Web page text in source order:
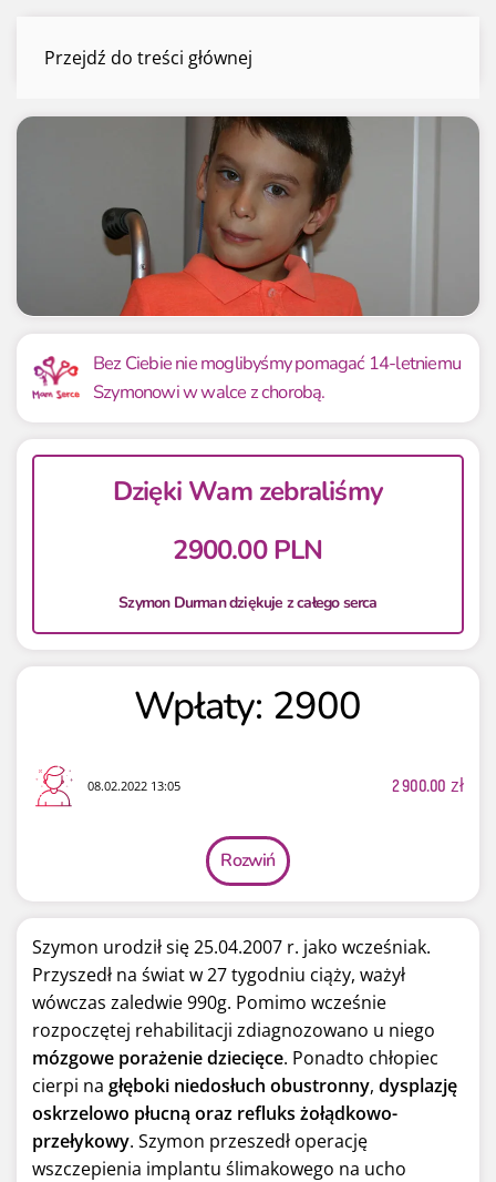
Przejdź do treści głównejSzymon Durman
Mamy już
2 900.00 zł
Potrzebujemy
2 900 zł
100.00% 100.00%
Bez Ciebie nie moglibyśmy pomagać 14-letniemu
Szymonowi w walce z chorobą.
Dzięki Wam zebraliśmy
2900.00 PLN
Szymon Durman dziękuje z całego serca
Wpłaty: 2900
08.02.2022 13:05 2 900.00 zł
Rozwiń
Szymon urodził się 25.04.2007 r. jako wcześniak.
Przyszedł na świat w 27 tygodniu ciąży, ważył
wówczas zaledwie 990g. Pomimo wcześnie
rozpoczętej rehabilitacji zdiagnozowano u niego
mózgowe porażenie dziecięce. Ponadto chłopiec
cierpi na głęboki niedosłuch obustronny, dysplazję
oskrzelowo płucną oraz refluks żołądkowo-
przełykowy. Szymon przeszedł operację
wszczepienia implantu ślimakowego na ucho